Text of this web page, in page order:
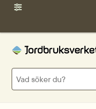
Sök